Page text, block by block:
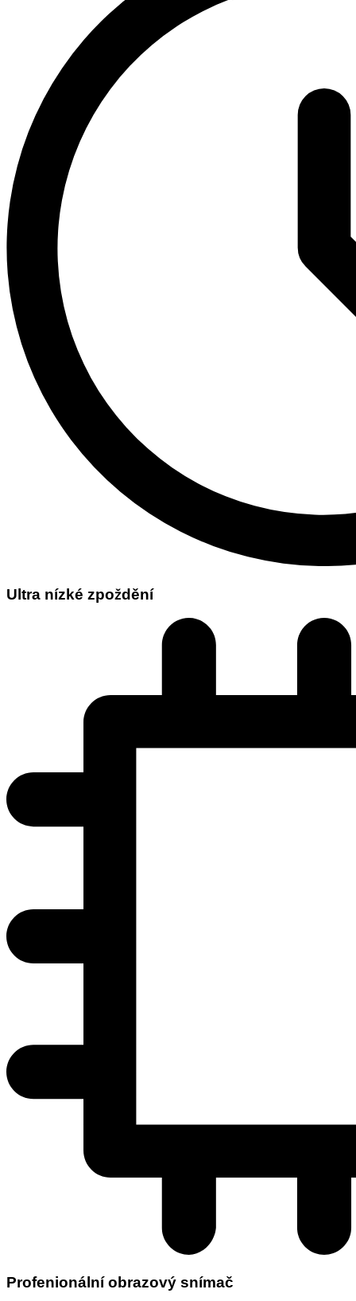
Ultra nízké zpoždění
Profenionální obrazový snímač